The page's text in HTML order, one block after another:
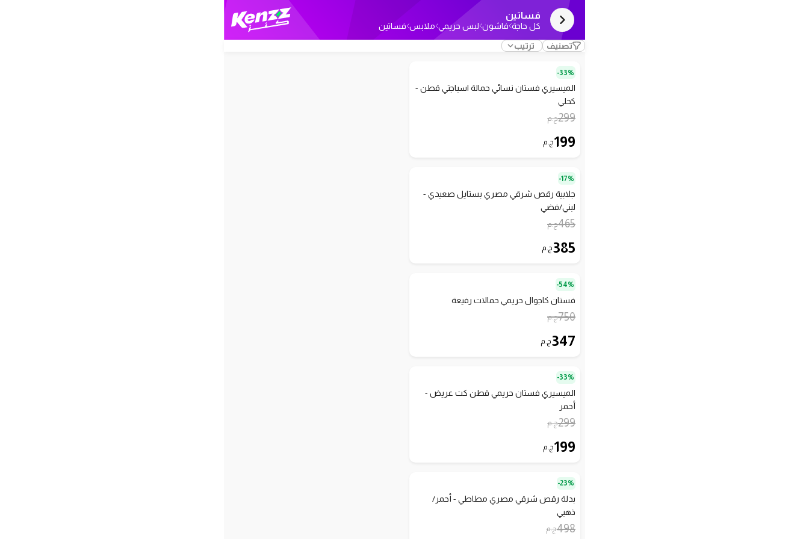
فساتين
كل حاجة فاشون لبس حريمي ملابس فساتين
تصنيف ترتيب
33%-
الميسيري فستان نسائي حمالة اسباجتي قطن -
كحلي
299ج.م
199ج.م
17%-
جلابية رقص شرقي مصري بستايل صعيدي -
لبني/فضي
465ج.م
385ج.م
54%-
فستان كاجوال حريمي حمالات رفيعة
750ج.م
347ج.م
33%-
الميسيري فستان حريمي قطن كت عريض -
أحمر
299ج.م
199ج.م
23%-
بدلة رقص شرقي مصري مطاطي - أحمر/
ذهبي
498ج.م